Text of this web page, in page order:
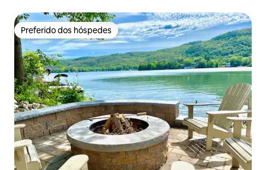
Preferido dos hóspedes
Preferido dos hóspedes